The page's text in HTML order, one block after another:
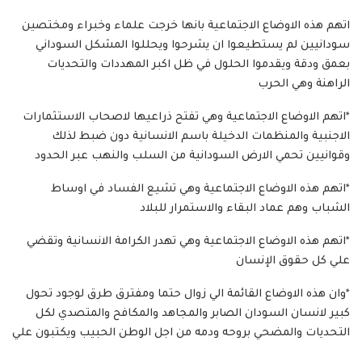
اتهم هذه الاوضاع الاجتماعية بانها خرجت علماء وخبراء ومختصين
سودانيين لم يستطيعوا ان يشرحوا ويحللوا المشكل السوداني
بعمق ودقة ويقدموا الحلول في ظل اكبر المهددات والتحديات
الراهنة وهي الحرب
*اتهم الاوضاع الاجتماعية وهي تفتح ذراعيها لاصحاب الاستثمارات
الاجنبية والمنظمات الدخيلة باسم الانسانية دون ضبط لذلك
وقوانيين تحمي الارض السودانية من السلب والنهب عبر الحدود
*اتهم هذه الاوضاع الاجتماعية وهي تشيع الفساد في اوساط
الشباب وهم عماد البقاء والاستمرار للبلاد
*اتهم هذه الاوضاع الاجتماعية وهي تهدر الكرامة الانسانية وتقضي
علي كل حقوق الإنسان
*وان هذه الاوضاع القائمة الي زوال حتما ومفترق طرق لوجود تحول
كبير لانسان السودان الصابر والمجاهد والمكافح والمتصدي لكل
التحديات والمضحي بروحه ودمه من اجل الوطن الحبيب ويكتبون علي